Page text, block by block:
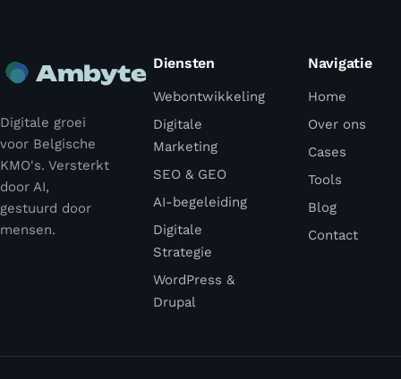
Ambyte
Digitale groei
voor Belgische
KMO's. Versterkt
door AI,
gestuurd door
mensen.
Diensten
Webontwikkeling
Digitale
Marketing
SEO & GEO
AI-begeleiding
Digitale
Strategie
WordPress &
Drupal
Navigatie
Home
Over ons
Cases
Tools
Blog
Contact